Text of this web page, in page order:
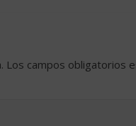
Los campos obligatorios